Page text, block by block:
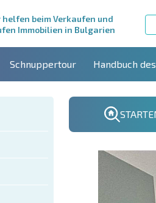
helfen beim Verkaufen und
Immobilien in Bulgarien
Schnuppertour Handbuch